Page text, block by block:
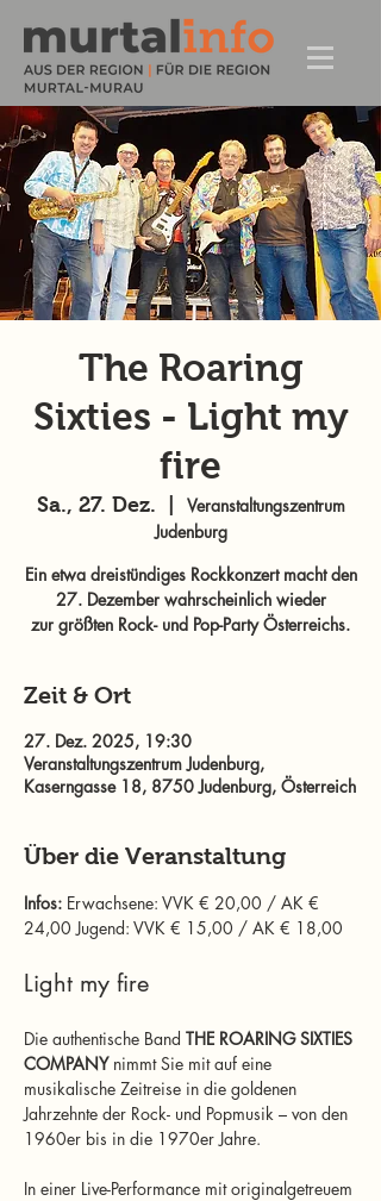
The Roaring
Sixties - Light my
fire
Sa., 27. Dez.
Veranstaltungszentrum
Judenburg
Ein etwa dreistündiges Rockkonzert macht den
27. Dezember wahrscheinlich wieder
zur größten Rock- und Pop-Party Österreichs.
Zeit & Ort
27. Dez. 2025, 19:30
Veranstaltungszentrum Judenburg,
Kaserngasse 18, 8750 Judenburg, Österreich
Über die Veranstaltung
Infos: Erwachsene: VVK € 20,00 / AK €
24,00 Jugend: VVK € 15,00 / AK € 18,00
Light my fire
Die authentische Band THE ROARING SIXTIES
COMPANY nimmt Sie mit auf eine
musikalische Zeitreise in die goldenen
Jahrzehnte der Rock- und Popmusik – von den
1960er bis in die 1970er Jahre.
In einer Live-Performance mit originalgetreuem